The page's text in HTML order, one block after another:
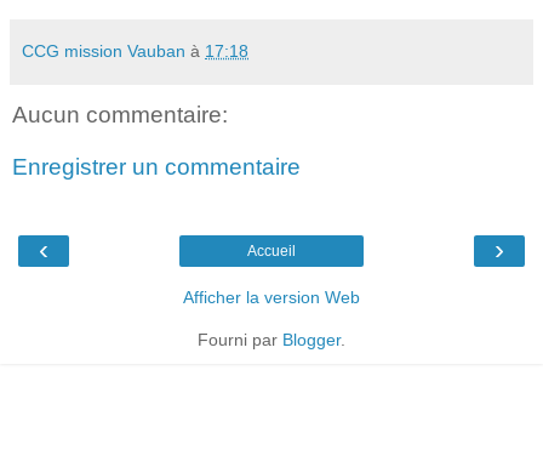
CCG mission Vauban à 17:18
Aucun commentaire:
Enregistrer un commentaire
‹ ›
Accueil
Afficher la version Web
Fourni par Blogger.